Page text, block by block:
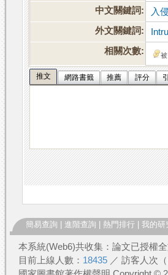
中文關鍵詞: 入
外文關鍵詞:
相關次數:
推文 網路書籤 推薦 評分
簡易查詢 進階查詢 熱門排行 我的研
本系統(Web6)共收集：論文已授權全
目前上線人數： 18435 ／ 訪客人次